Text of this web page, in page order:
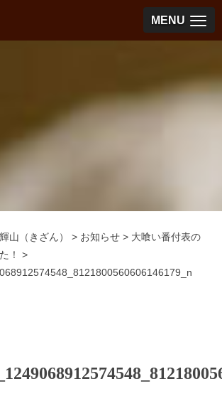
MENU
山（きざん） > お知らせ > 大喰い番付表の
！
>